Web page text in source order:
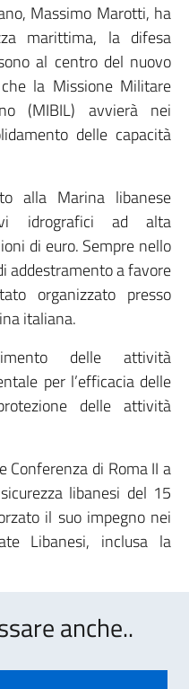
Massimo Marotti, ha
marittima, la difesa
al centro del nuovo
la Missione Militare
(MIBIL) avvierà nei
delle capacità
alla Marina libanese
idrografici ad alta
di euro. Sempre nello
addestramento a favore
organizzato presso
italiana.
delle attività
per l’efficacia delle
delle attività
Conferenza di Roma II a
libanesi del 15
il suo impegno nei
Libanesi, inclusa la
anche..